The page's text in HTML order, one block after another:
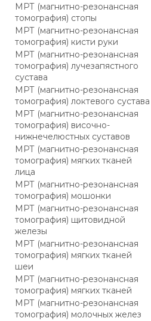
МРТ (магнитно-резонансная
томография) стопы
МРТ (магнитно-резонансная
томография) кисти руки
МРТ (магнитно-резонансная
томография) лучезапястного
сустава
МРТ (магнитно-резонансная
томография) локтевого сустава
МРТ (магнитно-резонансная
томография) височно-
нижнечелюстных суставов
МРТ (магнитно-резонансная
томография) мягких тканей
лица
МРТ (магнитно-резонансная
томография) мошонки
МРТ (магнитно-резонансная
томография) щитовидной
железы
МРТ (магнитно-резонансная
томография) мягких тканей
шеи
МРТ (магнитно-резонансная
томография) мягких тканей
МРТ (магнитно-резонансная
томография) молочных желез